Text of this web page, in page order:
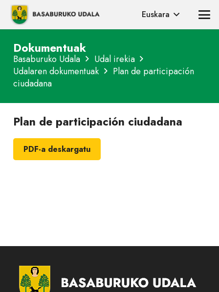
Euskara
Dokumentuak
Basaburuko Udala
Udal irekia
Udalaren dokumentuak
Plan de participación
ciudadana
Plan de participación ciudadana
PDF-a deskargatu